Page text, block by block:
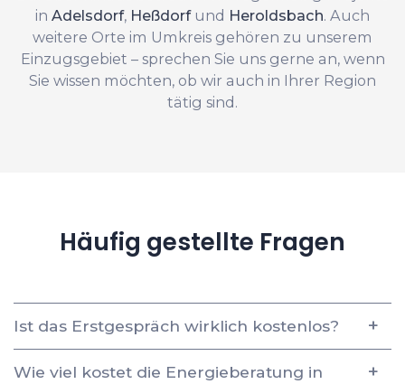
in Adelsdorf, Heßdorfund Heroldsbach. Auch
weitere Orte im Umkreis gehören zu unserem
Einzugsgebiet – sprechen Sie uns gerne an, wenn
Sie wissen möchten, ob wir auch in Ihrer Region
tätig sind.
Häufig gestellte Fragen
Ist das Erstgespräch wirklich kostenlos?
Wie viel kostet die Energieberatung in